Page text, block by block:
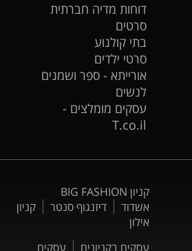
דוחות מדיה חברתית
סרטים
בתי קולנוע
סרטי ילדים
אורייתא - ספר ושמנים
לנשים
עסקים מומלצים -
T.co.il
קניון BIG FASHION
אשדוד
דיזנגוף סנטר
קניון
אילון
עסקים בקניונים
עסקים